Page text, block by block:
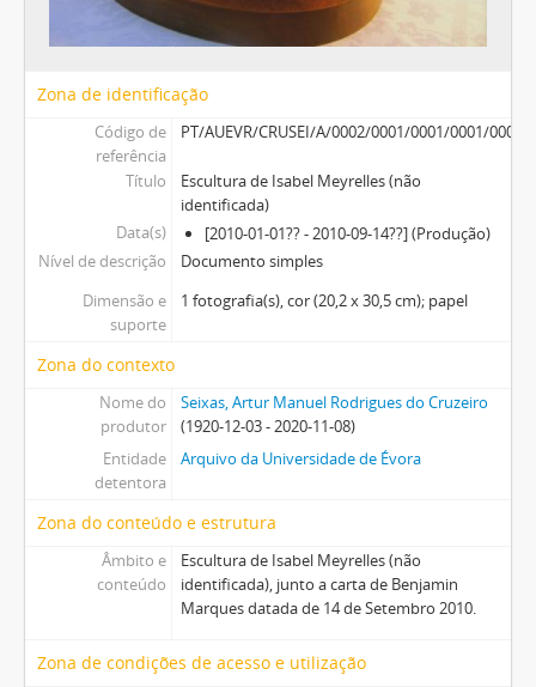
Zona de identificação
Código de
referência
PT/AUEVR/CRUSEI/A/0002/0001/0001/0001/0005
Título
Escultura de Isabel Meyrelles (não
identificada)
Data(s)
[2010-01-01?? - 2010-09-14??] (Produção)
Nível de descrição
Documento simples
Dimensão e
suporte
1 fotografia(s), cor (20,2 x 30,5 cm); papel
Zona do contexto
Nome do
produtor
Seixas, Artur Manuel Rodrigues do Cruzeiro
(1920-12-03 - 2020-11-08)
Entidade
detentora
Arquivo da Universidade de Évora
Zona do conteúdo e estrutura
Âmbito e
conteúdo
Escultura de Isabel Meyrelles (não
identificada), junto a carta de Benjamin
Marques datada de 14 de Setembro 2010.
Zona de condições de acesso e utilização